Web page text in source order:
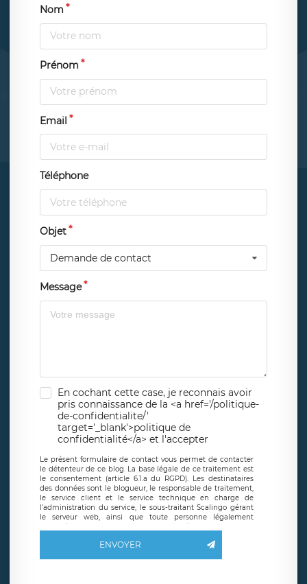
Nom
Prénom
Email
Téléphone
Objet
Demande de contact
Message
En cochant cette case, je reconnais avoir
pris connaissance de la <a href='/politique-
de-confidentialite/'
target='_blank'>politique de
confidentialité</a> et l'accepter
Le présent formulaire de contact vous permet de contacter
le détenteur de ce blog. La base légale de ce traitement est
le consentement (article 6.1.a du RGPD). Les destinataires
des données sont le blogueur, le responsable de traitement,
le service client et le service technique en charge de
l’administration du service, le sous-traitant Scalingo gérant
le serveur web, ainsi que toute personne légalement
autorisée. Le formulaire de contact à destination du
basé en France et offrant des
clauses de protection
ENVOYER